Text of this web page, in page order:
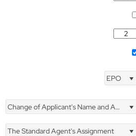
EPO
Change of Applicant's Name and Address
The Standard Agent's Assignment